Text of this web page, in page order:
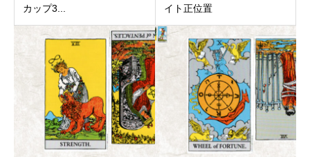
カップ3...
イト正位置